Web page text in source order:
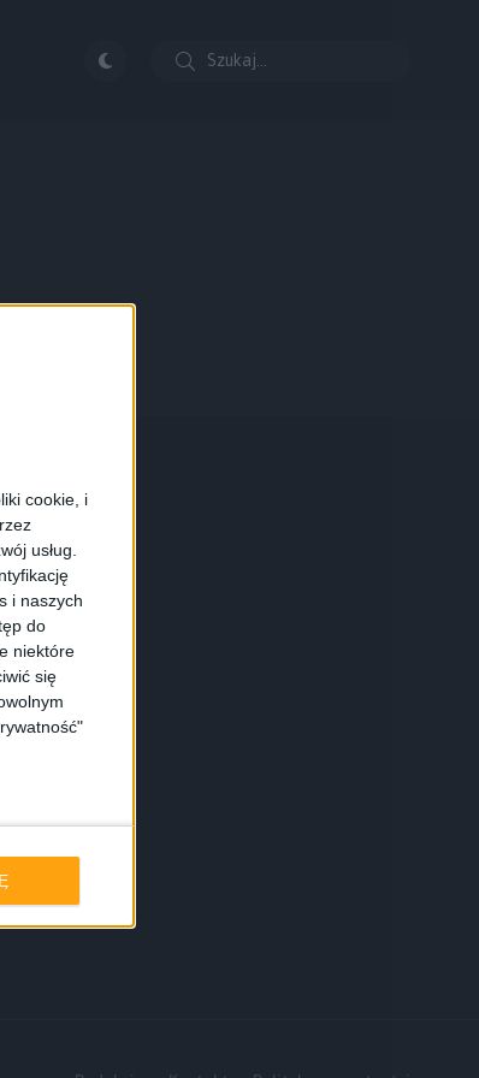
cookie, i
usług.
i naszych
do
niektóre
się